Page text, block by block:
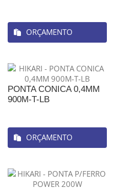
ORÇAMENTO
PONTA CONICA 0,4MM
900M-T-LB
ORÇAMENTO